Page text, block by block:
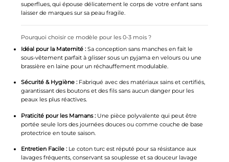
superflues, qui épouse délicatement le corps de votre enfant sans
laisser de marques sur sa peau fragile.
Pourquoi choisir ce modèle pour les 0-3 mois ?
Idéal pour la Maternité :Sa conception sans manches en fait le
sous-vêtement parfait à glisser sous un pyjama en velours ou une
brassière en laine pour un réchauffement modulable.
Sécurité & Hygiène :Fabriqué avec des matériaux sains et certifiés,
garantissant des boutons et des fils sans aucun danger pour les
peaux les plus réactives.
Praticité pour les Mamans :Une pièce polyvalente qui peut être
portée seule lors des journées douces ou comme couche de base
protectrice en toute saison.
Entretien Facile :Le coton turc est réputé pour sa résistance aux
lavages fréquents, conservant sa souplesse et sa douceur lavage